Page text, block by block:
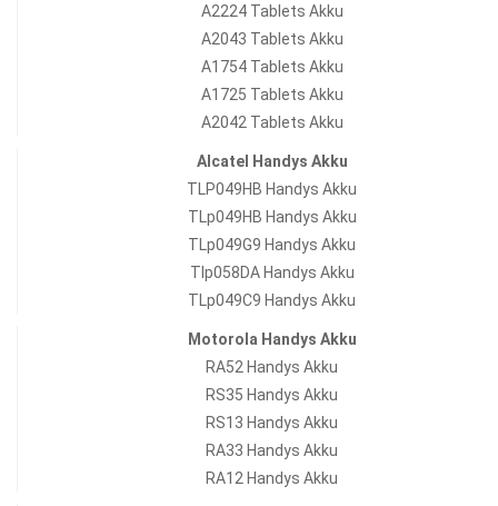
A2224 Tablets Akku
A2043 Tablets Akku
A1754 Tablets Akku
A1725 Tablets Akku
A2042 Tablets Akku
Alcatel Handys Akku
TLP049HB Handys Akku
TLp049HB Handys Akku
TLp049G9 Handys Akku
Tlp058DA Handys Akku
TLp049C9 Handys Akku
Motorola Handys Akku
RA52 Handys Akku
RS35 Handys Akku
RS13 Handys Akku
RA33 Handys Akku
RA12 Handys Akku